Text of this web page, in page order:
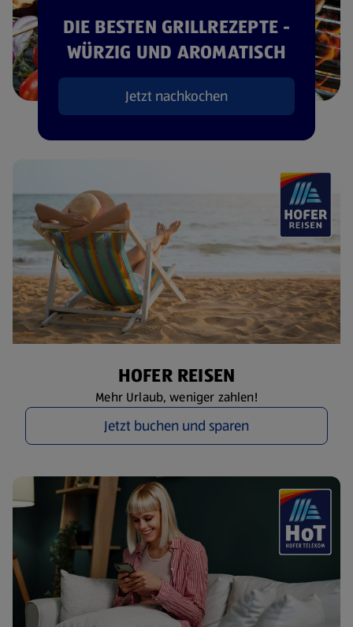
DIE BESTEN GRILLREZEPTE -
WÜRZIG UND AROMATISCH
Jetzt nachkochen
HOFER REISEN
Mehr Urlaub, weniger zahlen!
Jetzt buchen und sparen